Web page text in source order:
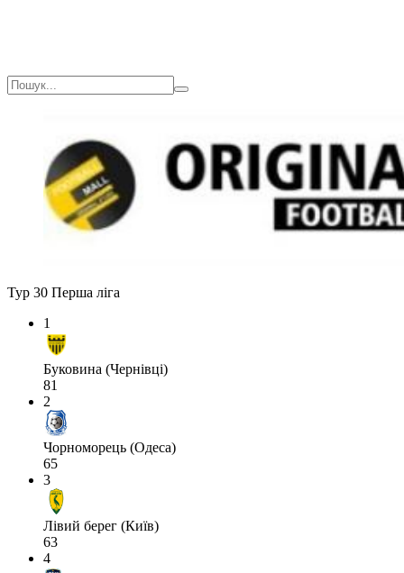
Тур 30 Перша ліга
1
Буковина (Чернівці)
81
2
Чорноморець (Одеса)
65
3
Лівий берег (Київ)
63
4